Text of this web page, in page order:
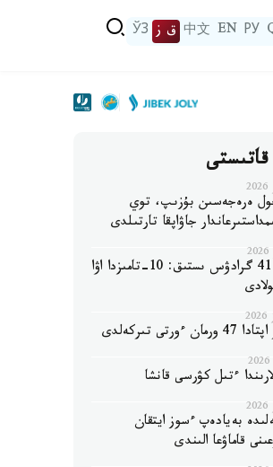
РУ
EN
中文 ق ز ЎЗ
قاتىستى
جول ەرەجەسىن بۇزىپ، توي
جاۋاپقا تارتىلدى
ءورت قاۋپى، 41 گرادۋس ىستىق: 10-تامىزدا اۋا
تىركەلدى
ءتىل كۋرسى قانشا
بەيادەپ ءسوز ايتقان
قاماۋعا الىندى